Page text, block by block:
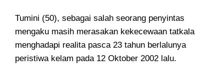
Tumini (50), sebagai salah seorang penyintas
mengaku masih merasakan kekecewaan tatkala
menghadapi realita pasca 23 tahun berlalunya
peristiwa kelam pada 12 Oktober 2002 lalu.